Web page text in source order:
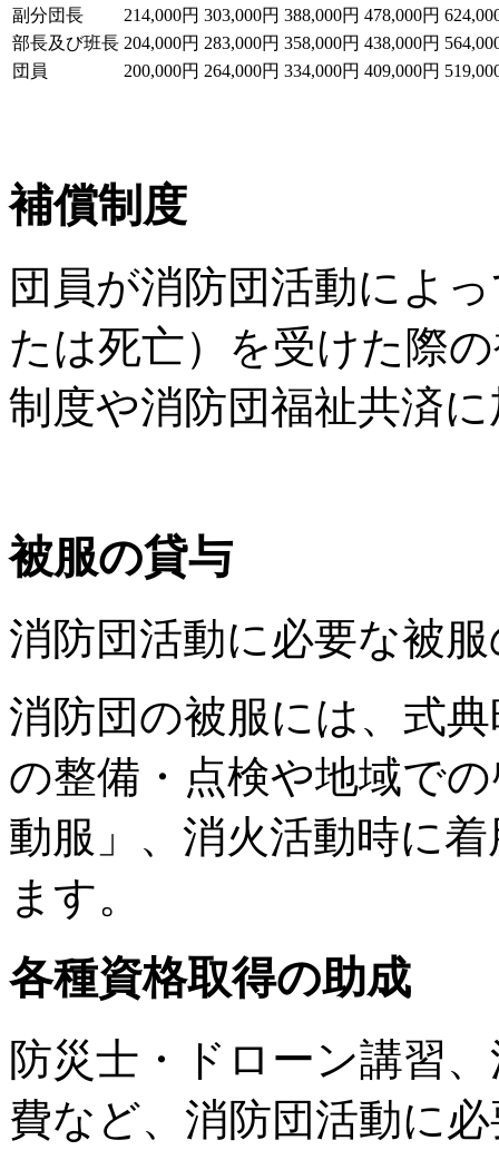
副分団長 214,000円 303,000円 388,000円 478,000円
部長及び班長 204,000円 283,000円 358,000円 438,000円
団員
200,000円 264,000円 334,000円 409,000円
補償制度
団員が消防団活動によ
たは死亡）を受けた際
制度や消防団福祉共済
被服の貸与
消防団活動に必要な被
消防団の被服には、式
の整備・点検や地域で
動服」、消火活動時に
ます。
各種資格取得の助成
防災士・ドローン講習
費など、消防団活動に